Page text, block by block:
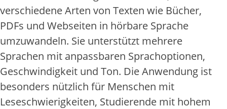
verschiedene Arten von Texten wie Bücher,
PDFs und Webseiten in hörbare Sprache
umzuwandeln. Sie unterstützt mehrere
Sprachen mit anpassbaren Sprachoptionen,
Geschwindigkeit und Ton. Die Anwendung ist
besonders nützlich für Menschen mit
Leseschwierigkeiten, Studierende mit hohem